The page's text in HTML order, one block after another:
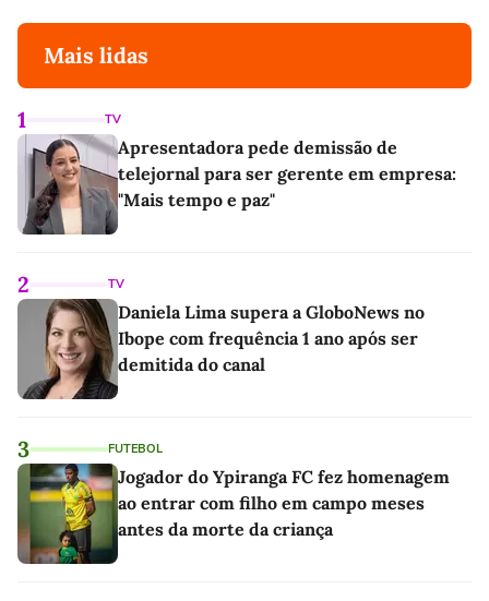
Mais lidas
1 TV
Apresentadora pede demissão de
telejornal para ser gerente em empresa:
"Mais tempo e paz"
2 TV
Daniela Lima supera a GloboNews no
Ibope com frequência 1 ano após ser
demitida do canal
3 FUTEBOL
Jogador do Ypiranga FC fez homenagem
ao entrar com filho em campo meses
antes da morte da criança